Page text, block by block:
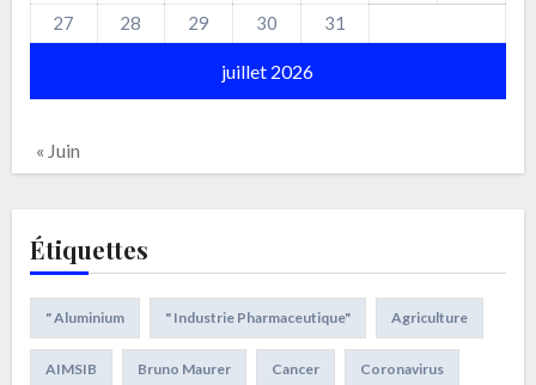
juillet 2026
27
28 29 30 31
« Juin
Étiquettes
" Aluminium " Industrie Pharmaceutique" Agriculture
AIMSIB Bruno Maurer Cancer Coronavirus